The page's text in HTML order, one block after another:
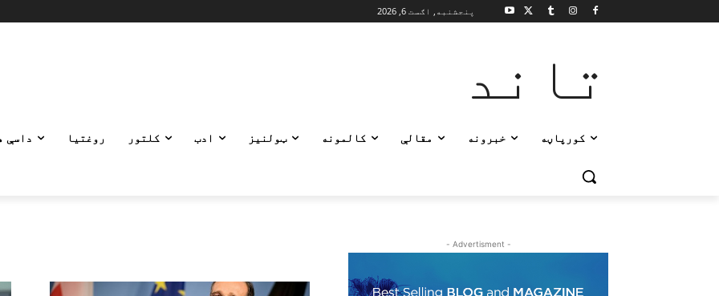
پنجشنبه, اګست 6, 2026
تاند
کورپاڼه خبرونه مقالې کالمونه ټولنیز ادب کلتور روغتیا داسې
- Advertisment -